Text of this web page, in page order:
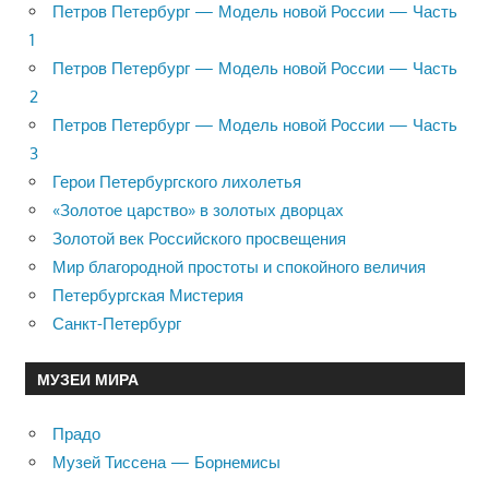
Петров Петербург — Модель новой России — Часть
1
Петров Петербург — Модель новой России — Часть
2
Петров Петербург — Модель новой России — Часть
3
Герои Петербургского лихолетья
«Золотое царство» в золотых дворцах
Золотой век Российского просвещения
Мир благородной простоты и спокойного величия
Петербургская Мистерия
Санкт-Петербург
МУЗЕИ МИРА
Прадо
Музей Тиссена — Борнемисы